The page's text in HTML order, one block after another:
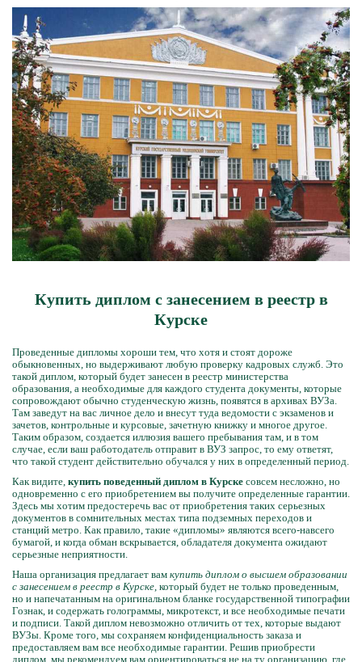
Купить диплом с занесением в реестр в
Курске
Проведенные дипломы хороши тем, что хотя и стоят дороже
обыкновенных, но выдерживают любую проверку кадровых служб. Это
такой диплом, который будет занесен в реестр министерства
образования, а необходимые для каждого студента документы, которые
сопровождают обычно студенческую жизнь, появятся в архивах ВУЗа.
Там заведут на вас личное дело и внесут туда ведомости с экзаменов и
зачетов, контрольные и курсовые, зачетную книжку и многое другое.
Таким образом, создается иллюзия вашего пребывания там, и в том
случае, если ваш работодатель отправит в ВУЗ запрос, то ему ответят,
что такой студент действительно обучался у них в определенный период.
Как видите, купить поведенный диплом в Курске совсем несложно, но
одновременно с его приобретением вы получите определенные гарантии.
Здесь мы хотим предостеречь вас от приобретения таких серьезных
документов в сомнительных местах типа подземных переходов и
станций метро. Как правило, такие «дипломы» являются всего-навсего
бумагой, и когда обман вскрывается, обладателя документа ожидают
серьезные неприятности.
Наша организация предлагает вам купить диплом о высшем образовании
с занесением в реестр в Курске , который будет не только проведенным,
но и напечатанным на оригинальном бланке государственной типографии
Гознак, и содержать голограммы, микротекст, и все необходимые печати
и подписи. Такой диплом невозможно отличить от тех, которые выдают
ВУЗы. Кроме того, мы сохраняем конфиденциальность заказа и
предоставляем вам все необходимые гарантии. Решив приобрести
диплом, мы рекомендуем вам ориентироваться не на ту организацию, где